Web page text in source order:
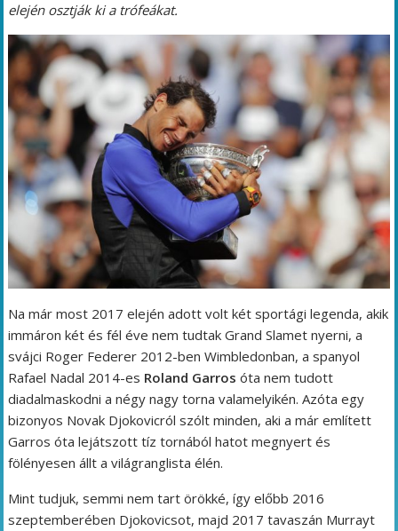
elején osztják ki a trófeákat.
Na már most 2017 elején adott volt két sportági legenda, akik
immáron két és fél éve nem tudtak Grand Slamet nyerni, a
svájci Roger Federer 2012-ben Wimbledonban, a spanyol
Rafael Nadal 2014-es Roland Garros óta nem tudott
diadalmaskodni a négy nagy torna valamelyikén. Azóta egy
bizonyos Novak Djokovicról szólt minden, aki a már említett
Garros óta lejátszott tíz tornából hatot megnyert és
fölényesen állt a világranglista élén.
Mint tudjuk, semmi nem tart örökké, így előbb 2016
szeptemberében Djokovicsot, majd 2017 tavaszán Murrayt